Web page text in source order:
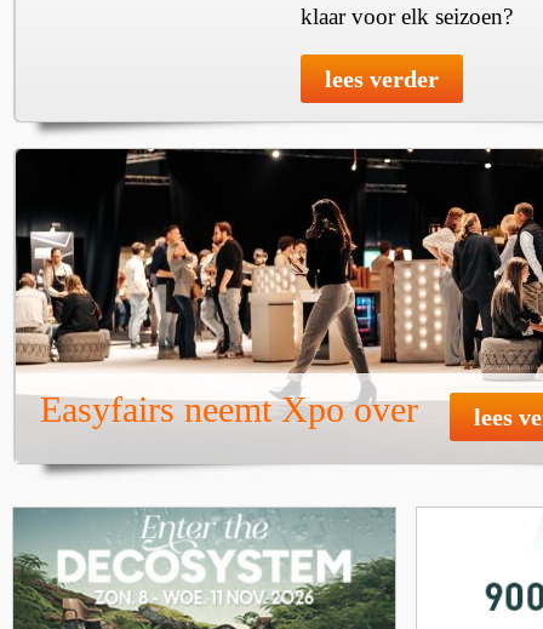
klaar voor elk seizoen?
lees verder
Easyfairs neemt Xpo over lees